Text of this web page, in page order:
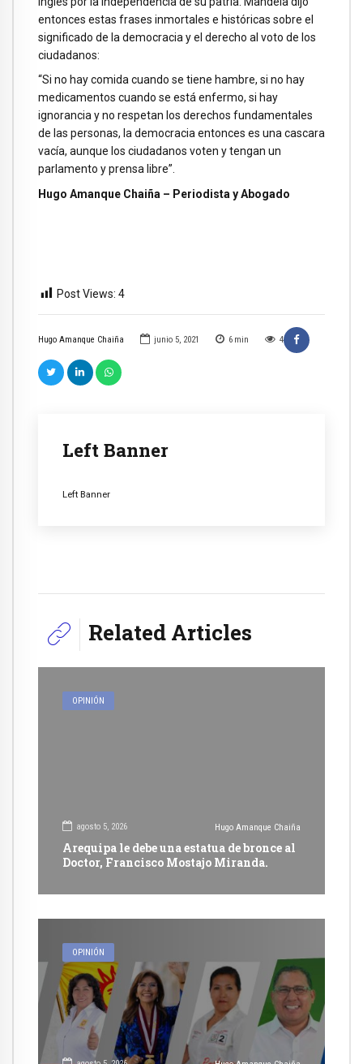
Hugo Amanque Chaiña junio 5, 2021 6 min 4
Left Banner
Left Banner
entonces estas frases inmortales e históricas sobre el
significado de la democracia y el derecho al voto de los
ciudadanos:
“Si no hay comida cuando se tiene hambre, si no hay
medicamentos cuando se está enfermo, si hay
ignorancia y no respetan los derechos fundamentales
de las personas, la democracia entonces es una cascara
vacía, aunque los ciudadanos voten y tengan un
parlamento y prensa libre”.
Hugo Amanque Chaiña – Periodista y Abogado
Post Views: 4
Related Articles
OPINIÓN
agosto 5, 2026 Hugo Amanque Chaiña
Arequipa le debe una estatua de bronce al
Doctor, Francisco Mostajo Miranda.
OPINIÓN